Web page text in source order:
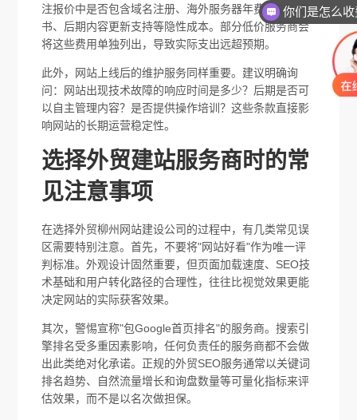
注报价中是否包含域名注册、海外服务器年费、SSL证
书、后期内容更新支持等隐性成本。部分低价服务商会
将这些费用单独列出，导致实际支出远超预期。
此外，网站上线后的维护服务同样重要。建议明确询
问：网站出现技术故障的响应时间是多少？后期是否可
以自主管理内容？是否提供操作培训？这些条款直接影
响网站的长期运营稳定性。
选择外贸建站服务商时的常
见注意事项
在选择外贸柳州网站建设公司的过程中，有几类常见误
区需要特别注意。首先，不要将"网站好看"作为唯一评
判标准。外观设计固然重要，但页面加载速度、SEO技
术基础和用户转化路径的合理性，往往比视觉效果更能
决定网站的实际获客效果。
其次，警惕宣称"包Google首页排名"的服务商。搜索引
擎排名受多重因素影响，任何负责任的服务商都不会做
出此类绝对化承诺。正规的外贸SEO服务通常以关键词
排名趋势、自然流量增长和询盘数量等可量化指标来评
估效果，而不是以名次做担保。
你们是怎么